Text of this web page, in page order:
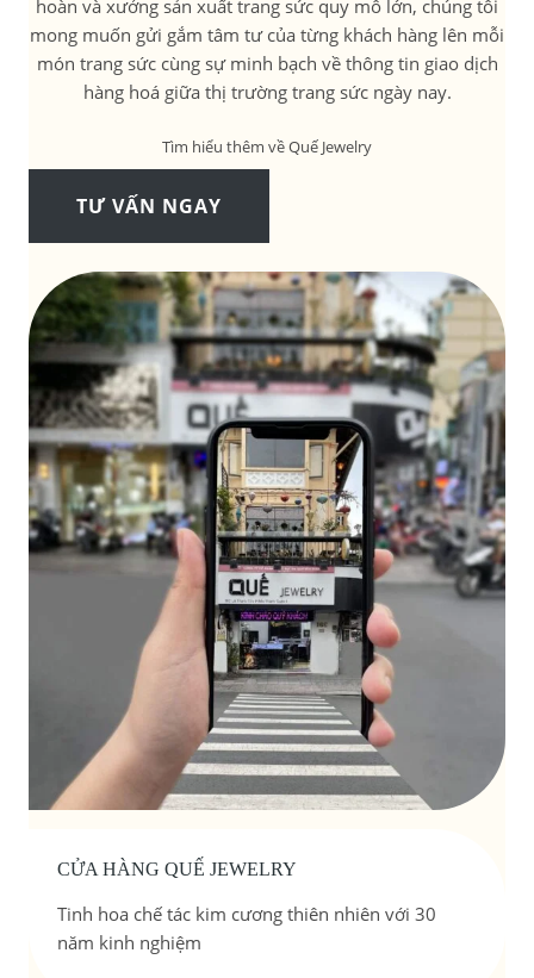
hoàn và xưởng sản xuất trang sức quy mô lớn, chúng tôi
mong muốn gửi gắm tâm tư của từng khách hàng lên mỗi
món trang sức cùng sự minh bạch về thông tin giao dịch
hàng hoá giữa thị trường trang sức ngày nay.
Tìm hiểu thêm về Quế Jewelry
TƯ VẤN NGAY
CỬA HÀNG QUẾ JEWELRY
Tinh hoa chế tác kim cương thiên nhiên với 30
năm kinh nghiệm